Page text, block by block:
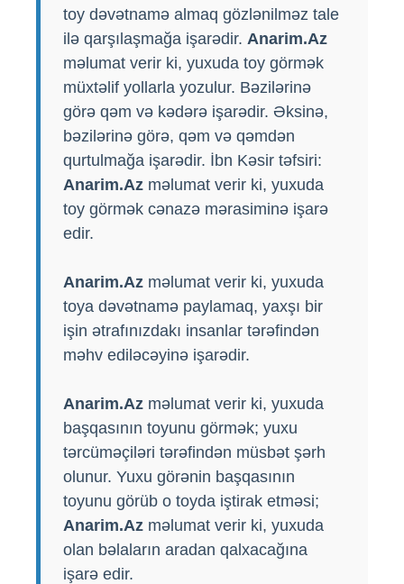
toy dəvətnamə almaq gözlənilməz tale
ilə qarşılaşmağa işarədir. Anarim.Az
məlumat verir ki, yuxuda toy görmək
müxtəlif yollarla yozulur. Bəzilərinə
görə qəm və kədərə işarədir. Əksinə,
bəzilərinə görə, qəm və qəmdən
qurtulmağa işarədir. İbn Kəsir təfsiri:
Anarim.Az məlumat verir ki, yuxuda
toy görmək cənazə mərasiminə işarə
edir.
Anarim.Az məlumat verir ki, yuxuda
toya dəvətnamə paylamaq, yaxşı bir
işin ətrafınızdakı insanlar tərəfindən
məhv ediləcəyinə işarədir.
Anarim.Az məlumat verir ki, yuxuda
başqasının toyunu görmək; yuxu
tərcüməçiləri tərəfindən müsbət şərh
olunur. Yuxu görənin başqasının
toyunu görüb o toyda iştirak etməsi;
Anarim.Az məlumat verir ki, yuxuda
olan bəlaların aradan qalxacağına
işarə edir.